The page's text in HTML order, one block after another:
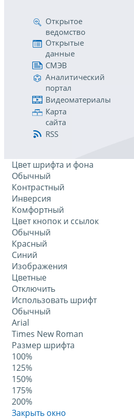
Открытое
ведомство
Открытые
данные
СМЭВ
Аналитический
портал
Видеоматериалы
Карта
сайта
RSS
Цвет шрифта и фона
Обычный
Контрастный
Инверсия
Комфортный
Цвет кнопок и ссылок
Обычный
Красный
Синий
Изображения
Цветные
Отключить
Использовать шрифт
Обычный
Arial
Times New Roman
Размер шрифта
100%
125%
150%
175%
200%
Закрыть окно